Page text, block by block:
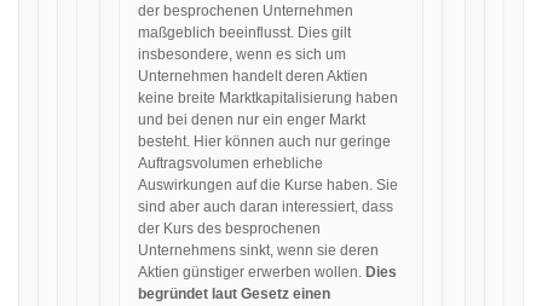
der besprochenen Unternehmen
maßgeblich beeinflusst. Dies gilt
insbesondere, wenn es sich um
Unternehmen handelt deren Aktien
keine breite Marktkapitalisierung haben
und bei denen nur ein enger Markt
besteht. Hier können auch nur geringe
Auftragsvolumen erhebliche
Auswirkungen auf die Kurse haben. Sie
sind aber auch daran interessiert, dass
der Kurs des besprochenen
Unternehmens sinkt, wenn sie deren
Aktien günstiger erwerben wollen. Dies
begründet laut Gesetz einen